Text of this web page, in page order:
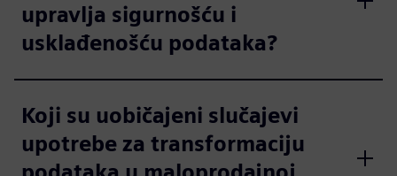
upravlja sigurnošću i
usklađenošću podataka?
Koji su uobičajeni slučajevi
upotrebe za transformaciju